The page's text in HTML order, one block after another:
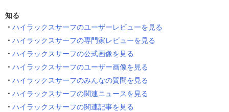
知る
ハイラックスサーフのユーザーレビューを見る
ハイラックスサーフの専門家レビューを見る
ハイラックスサーフの公式画像を見る
ハイラックスサーフのユーザー画像を見る
ハイラックスサーフのみんなの質問を見る
ハイラックスサーフの関連ニュースを見る
ハイラックスサーフの関連記事を見る